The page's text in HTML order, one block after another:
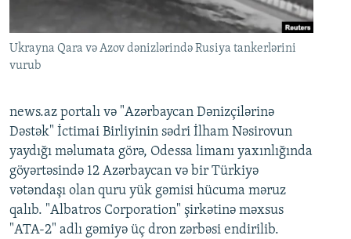
Ukrayna Qara və Azov dənizlərində Rusiya tankerlərini
vurub
news.az portalı və "Azərbaycan Dənizçilərinə
Dəstək" İctimai Birliyinin sədri İlham Nəsirovun
yaydığı məlumata görə, Odessa limanı yaxınlığında
göyərtəsində 12 Azərbaycan və bir Türkiyə
vətəndaşı olan quru yük gəmisi hücuma məruz
qalıb. "Albatros Corporation" şirkətinə məxsus
"ATA-2" adlı gəmiyə üç dron zərbəsi endirilib.